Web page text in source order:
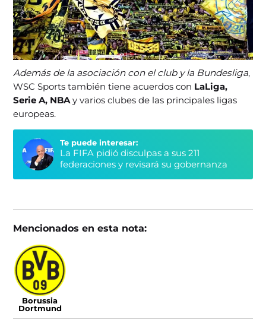
Además de la asociación con el club y la Bundesliga,
WSC Sports también tiene acuerdos con LaLiga,
Serie A, NBAy varios clubes de las principales ligas
europeas.
Te puede interesar:
La FIFA pidió disculpas a sus 211
federaciones y revisará su gobernanza
Mencionados en esta nota:
Borussia
Dortmund